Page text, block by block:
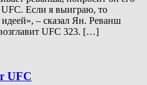
Если я выиграю, то
идеей», – сказал Ян. Реванш
UFC 323. […]
UFC